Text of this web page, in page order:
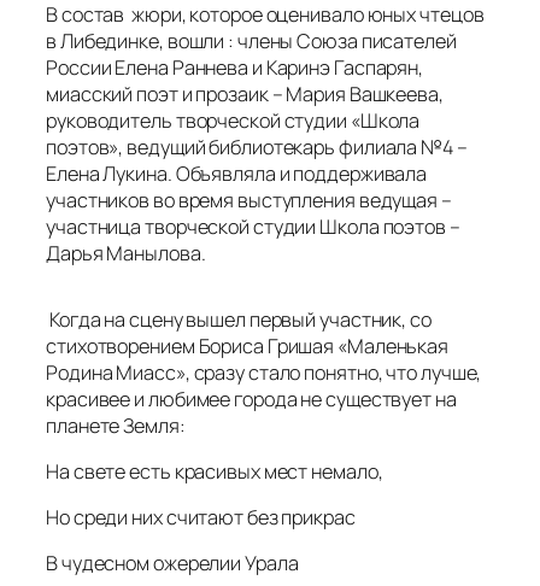
В состав жюри, которое оценивало юных чтецов
в Либединке, вошли : члены Союза писателей
России Елена Раннева и Каринэ Гаспарян,
миасский поэт и прозаик – Мария Вашкеева,
руководитель творческой студии «Школа
поэтов», ведущий библиотекарь филиала №4 –
Елена Лукина. Объявляла и поддерживала
участников во время выступления ведущая –
участница творческой студии Школа поэтов –
Дарья Манылова.
Когда на сцену вышел первый участник, со
стихотворением Бориса Гришая «Маленькая
Родина Миасс», сразу стало понятно, что лучше,
красивее и любимее города не существует на
планете Земля:
На свете есть красивых мест немало,
Но среди них считают без прикрас
В чудесном ожерелии Урала